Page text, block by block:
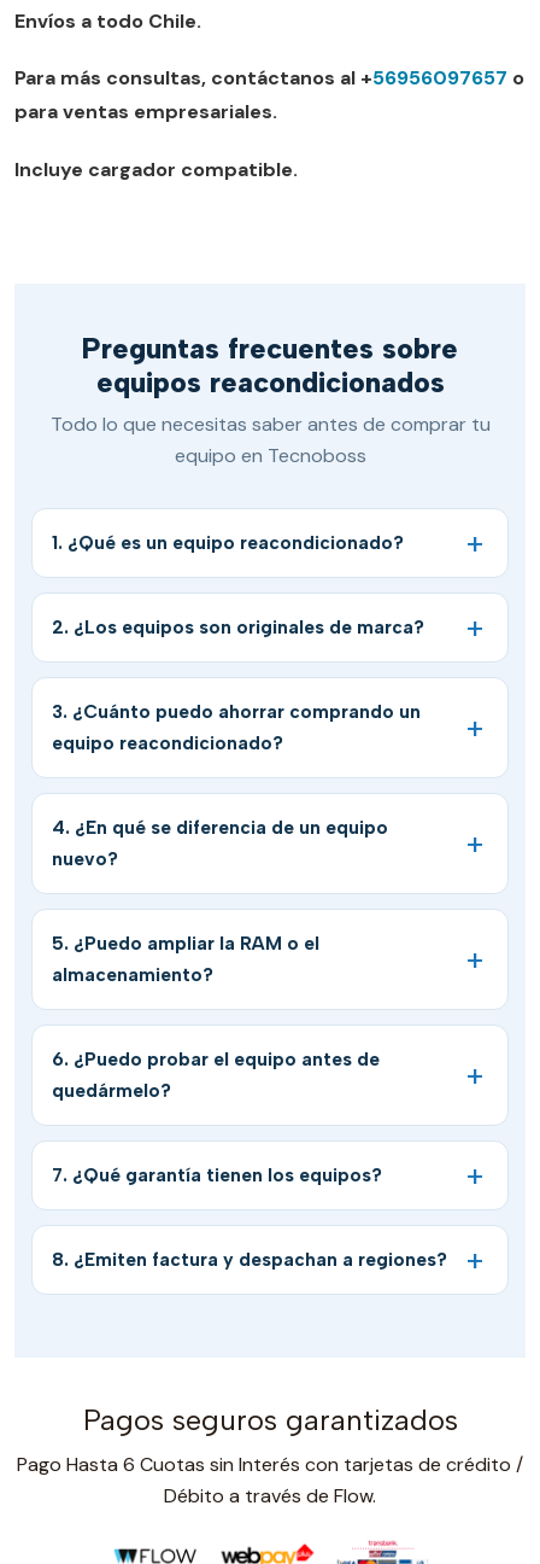
Envíos a todo Chile.
Para más consultas, contáctanos al +56956097657 o
para ventas empresariales.
Incluye cargador compatible.
Preguntas frecuentes sobre
equipos reacondicionados
Todo lo que necesitas saber antes de comprar tu
equipo en Tecnoboss
1. ¿Qué es un equipo reacondicionado?
2. ¿Los equipos son originales de marca?
3. ¿Cuánto puedo ahorrar comprando un
equipo reacondicionado?
4. ¿En qué se diferencia de un equipo
nuevo?
5. ¿Puedo ampliar la RAM o el
almacenamiento?
6. ¿Puedo probar el equipo antes de
quedármelo?
7. ¿Qué garantía tienen los equipos?
8. ¿Emiten factura y despachan a regiones?
Pagos seguros garantizados
Pago Hasta 6 Cuotas sin Interés con tarjetas de crédito /
Débito a través de Flow.